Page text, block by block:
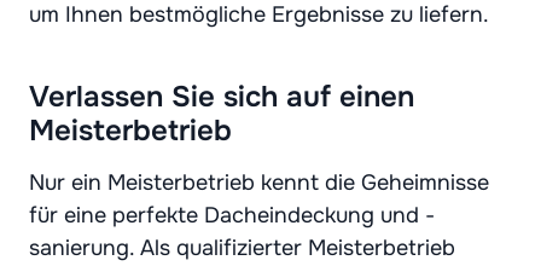
um Ihnen bestmögliche Ergebnisse zu liefern.
Verlassen Sie sich auf einen
Meisterbetrieb
Nur ein Meisterbetrieb kennt die Geheimnisse
für eine perfekte Dacheindeckung und -
sanierung. Als qualifizierter Meisterbetrieb